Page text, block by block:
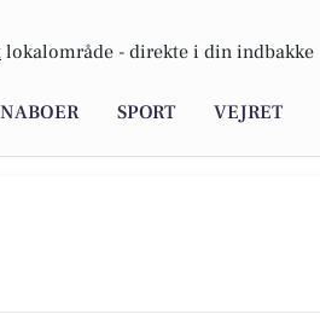
lokalområde - direkte i din indbakke
SPORT VEJRET